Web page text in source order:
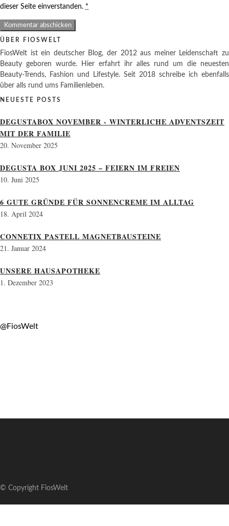
dieser Seite einverstanden. *
ÜBER FIOSWELT
FiosWelt ist ein deutscher Blog, der 2012 aus meiner Leidenschaft zu
Beauty geboren wurde. Hier erfahrt ihr alles rund um die neuesten
Beauty-Trends, Fashion und Lifestyle. Seit 2018 schreibe ich ebenfalls
über alls rund ums Familienleben.
NEUESTE POSTS
DEGUSTABOX NOVEMBER - WINTERLICHE ADVENTSZEIT
MIT DER FAMILIE
20. November 2025
DEGUSTA BOX JUNI 2025 – FEIERN IM FREIEN
10. Juni 2025
6 GUTE GRÜNDE FÜR SONNENCREME IM ALLTAG
18. April 2024
CONNETIX PASTELL MAGNETBAUSTEINE
21. Januar 2024
UNSERE HAUSAPOTHEKE
1. Dezember 2023
@FiosWelt
© Copyright FiosWelt